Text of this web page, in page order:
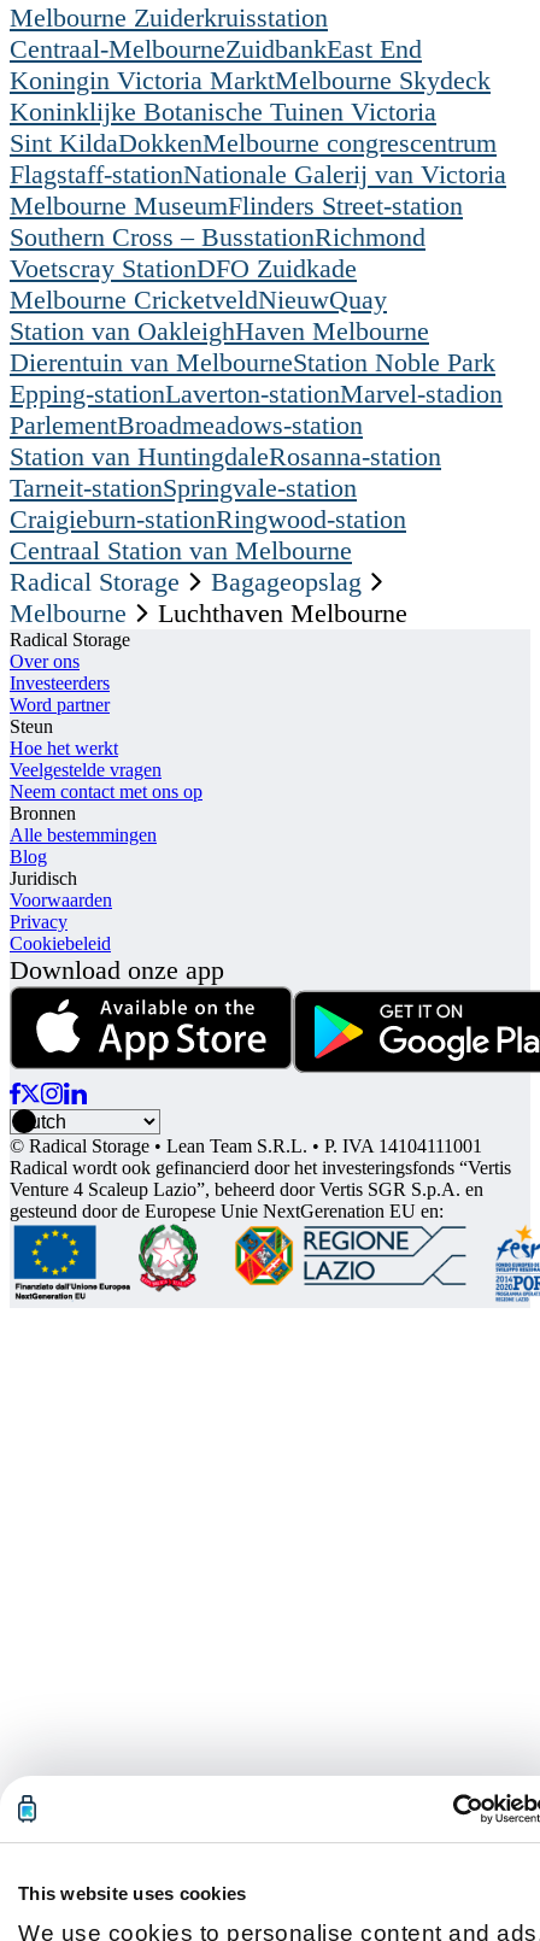
This website uses cookies
We use cookies to personalise content and
Melbourne Zuiderkruisstation
Centraal-MelbourneZuidbankEast End
Koningin Victoria MarktMelbourne Skydeck
Koninklijke Botanische Tuinen Victoria
Sint KildaDokkenMelbourne congrescentrum
Flagstaff-stationNationale Galerij van Victoria
Melbourne MuseumFlinders Street-station
Southern Cross – BusstationRichmond
Voetscray StationDFO Zuidkade
Melbourne CricketveldNieuwQuay
Station van OakleighHaven Melbourne
Dierentuin van MelbourneStation Noble Park
Epping-stationLaverton-stationMarvel-stadion
ParlementBroadmeadows-station
Station van HuntingdaleRosanna-station
Tarneit-stationSpringvale-station
Craigieburn-stationRingwood-station
Centraal Station van Melbourne
Radical Storage
Bagageopslag
Melbourne
Luchthaven Melbourne
Radical Storage
Over ons
Investeerders
Word partner
Steun
Hoe het werkt
Veelgestelde vragen
Neem contact met ons op
Bronnen
Alle bestemmingen
Blog
Juridisch
Voorwaarden
Privacy
Cookiebeleid
Download onze app
© Radical Storage • Lean Team S.R.L. • P. IVA 14104111001
Radical wordt ook gefinancierd door het investeringsfonds “Vertis
Venture 4 Scaleup Lazio”, beheerd door Vertis SGR S.p.A. en
gesteund door de Europese Unie NextGerenation EU en: